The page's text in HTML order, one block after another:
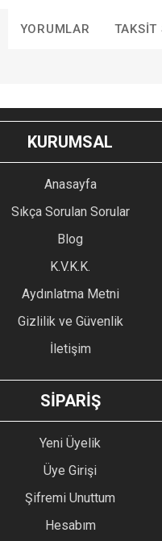
YORUMLAR TAKSIT
YORUM YAZ
resim, ürün
gördüğünüz noktaları öneri
iletebilirsiniz.
kalitesiz, bozuk veya
eksik bilgiler bulunuyor.
hatalar bulunuyor.
sitelerden daha pahalı.
GÖNDER
KURUMSAL
Anasayfa
Sıkça Sorulan Sorular
Blog
K.V.K.K.
Aydınlatma Metni
Gizlilik ve Güvenlik
İletişim
SİPARİŞ
Yeni Üyelik
Üye Girişi
Şifremi Unuttum
Hesabım